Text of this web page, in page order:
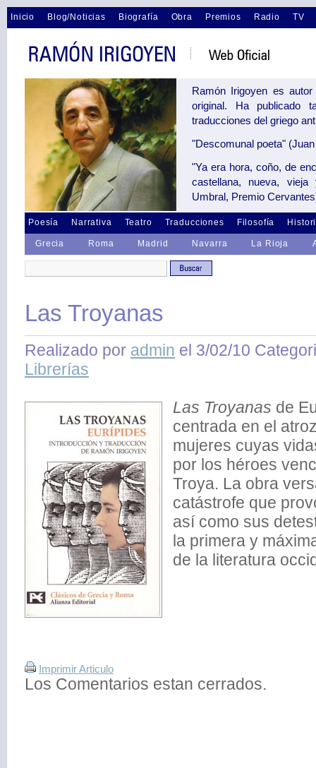
Inicio Blog/Noticias Biografía Obra Premios Radio TV
Ramón Irigoyen es
original. Ha publicado
traducciones del griego
"Descomunal poeta"
"Ya era hora, coño, de
castellana, nueva, vieja
Umbral, Premio
Poesía Narrativa Teatro Traducciones Filosofía
Grecia Roma Madrid Navarra La Rioja
Las Troyanas
Realizado por admin el 3/02/10
Librerías
Las Troyanas de
centrada en el
mujeres cuyas
por los héroes
Troya. La obra
catástrofe que
así como sus
la primera y
de la literatura
Imprimir Articulo
Los Comentarios estan cerrados.